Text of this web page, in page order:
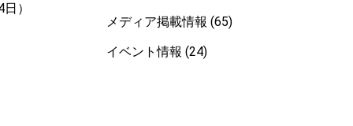
）
メディア掲載情報 (65)
イベント情報 (24)